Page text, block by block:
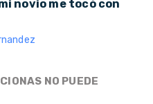
novio me tocó con
NO PUEDE